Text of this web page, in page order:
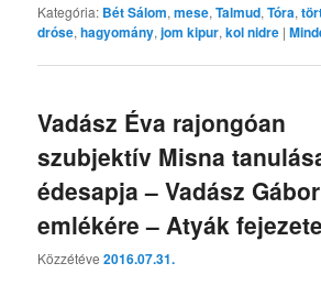
Kategória: Bét Sálom,mese,Talmud,Tóra,
dróse,hagyomány,jom kipur,kol nidre |
Vadász Éva rajongóan
szubjektív Misna
édesapja – Vadász Gábor
emlékére – Atyák
Közzétéve2016.07.31.